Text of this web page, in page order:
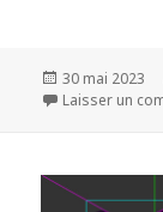
Publié
le
30 mai 2023
Laisser un